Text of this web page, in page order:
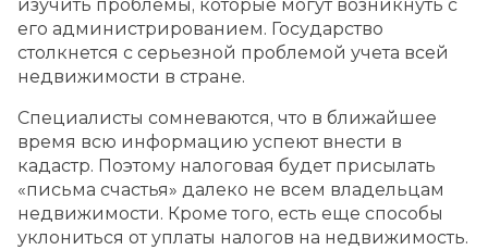
изучить проблемы, которые могут возникнуть с
его администрированием. Государство
столкнется с серьезной проблемой учета всей
недвижимости в стране.
Специалисты сомневаются, что в ближайшее
время всю информацию успеют внести в
кадастр. Поэтому налоговая будет присылать
«письма счастья» далеко не всем владельцам
недвижимости. Кроме того, есть еще способы
уклониться от уплаты налогов на недвижимость.